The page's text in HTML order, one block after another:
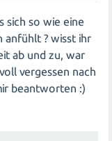
sich so wie eine
anfühlt ? wisst ihr
ab und zu, war
vergessen nach
beantworten :)